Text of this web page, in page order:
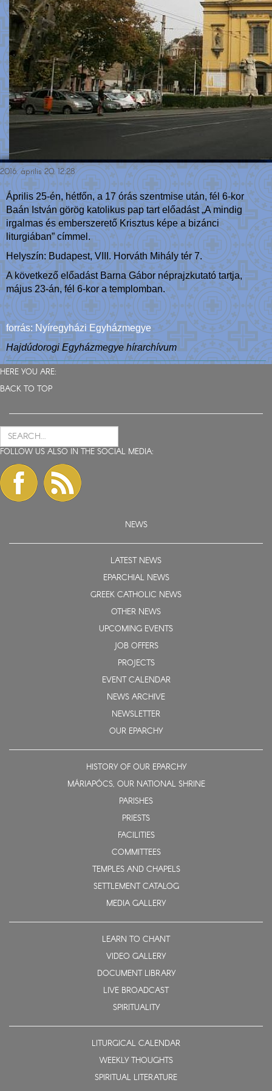
2016. április 20. 12:28
Április 25-én, hétfőn, a 17 órás szentmise után, fél 6-kor
Baán István görög katolikus pap tart előadást „A mindig
irgalmas és emberszerető Krisztus képe a bizánci
liturgiában” címmel.
Helyszín: Budapest, VIII. Horváth Mihály tér 7.
A következő előadást Barna Gábor néprajzkutató tartja,
május 23-án, fél 6-kor a templomban.
forrás: Nyíregyházi Egyházmegye
Hajdúdorogi Egyházmegye hírarchívum
HERE YOU ARE:
BACK TO TOP
FOLLOW US ALSO IN THE SOCIAL MEDIA:
NEWS
LATEST NEWS
EPARCHIAL NEWS
GREEK CATHOLIC NEWS
OTHER NEWS
UPCOMING EVENTS
JOB OFFERS
PROJECTS
EVENT CALENDAR
NEWS ARCHIVE
NEWSLETTER
OUR EPARCHY
HISTORY OF OUR EPARCHY
MÁRIAPÓCS, OUR NATIONAL SHRINE
PARISHES
PRIESTS
FACILITIES
COMMITTEES
TEMPLES AND CHAPELS
SETTLEMENT CATALOG
MEDIA GALLERY
LEARN TO CHANT
VIDEO GALLERY
DOCUMENT LIBRARY
LIVE BROADCAST
SPIRITUALITY
LITURGICAL CALENDAR
WEEKLY THOUGHTS
SPIRITUAL LITERATURE